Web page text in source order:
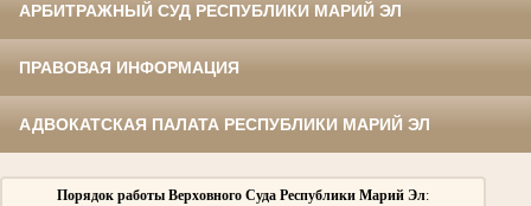
АРБИТРАЖНЫЙ СУД РЕСПУБЛИКИ МАРИЙ ЭЛ
ПРАВОВАЯ ИНФОРМАЦИЯ
АДВОКАТСКАЯ ПАЛАТА РЕСПУБЛИКИ МАРИЙ ЭЛ
Порядок работы Верховного Суда Республики Марий Эл: